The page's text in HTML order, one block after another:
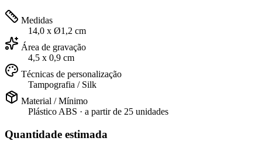
Medidas
14,0 x Ø1,2 cm
Área de gravação
4,5 x 0,9 cm
Técnicas de personalização
Tampografia / Silk
Material / Mínimo
Plástico ABS · a partir de 25 unidades
Quantidade estimada